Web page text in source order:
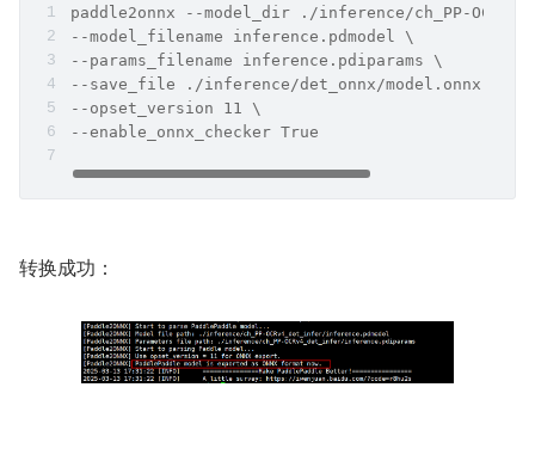
paddle2onnx --model_dir ./inference/ch_PP-
--model_filename inference.pdmodel \
--params_filename inference.pdiparams \
--save_file ./inference/det_onnx/model.onnx \
--opset_version 11 \
--enable_onnx_checker True
转换成功：